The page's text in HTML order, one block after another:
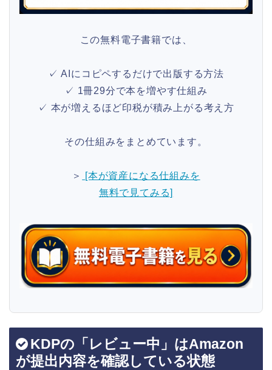
この無料電子書籍では、
✓ AIにコピペするだけで出版する方法
✓ 1冊29分で本を増やす仕組み
✓ 本が増えるほど印税が積み上がる考え方
その仕組みをまとめています。
＞
[本が資産になる仕組みを
無料で見てみる]
KDPの「レビュー中」はAmazon
が提出内容を確認している状態